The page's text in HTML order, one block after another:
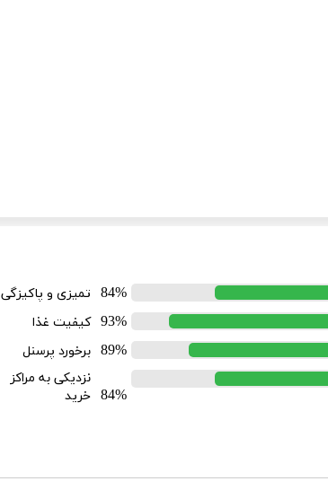
84%
تمیزی و پاکیزگی
93% کیفیت غذا
89% برخورد پرسنل
84%
نزدیکی به مراکز
خرید